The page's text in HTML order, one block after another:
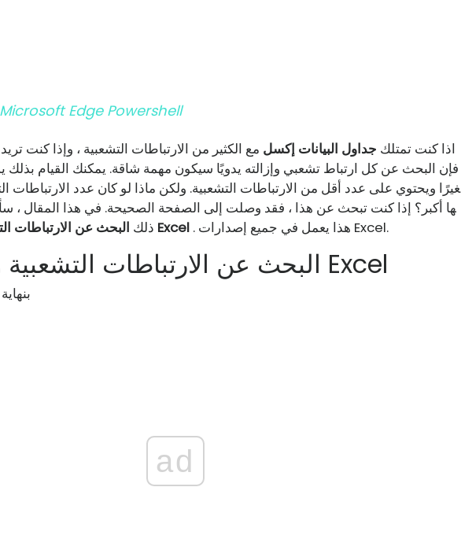
قم بإلغاء تثبيت Microsoft Edge Powershell
اذا كنت تمتلك جداول البيانات إكسل مع الكثير من الارتباطات التشعبية ، وإذا كنت
فإن البحث عن كل ارتباط تشعبي وإزالته يدويًا سيكون مهمة شاقة. يمكنك القيام بذلك
غيرًا ويحتوي على عدد أقل من الارتباطات التشعبية. ولكن ماذا لو كان عدد الارتباطات
ها أكبر؟ إذا كنت تبحث عن هذا ، فقد وصلت إلى الصفحة الصحيحة. في هذا المقال
ذلك البحث عن الارتباطات التشعبية واستبدالها في Excel . هذا يعمل في جميع إصدارات Excel.
البحث عن الارتباطات التشعبية وإزالتها في Excel
ad